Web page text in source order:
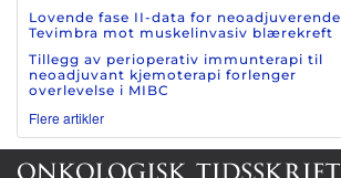
Lovende fase II-data for neoadjuverende
Tevimbra mot muskelinvasiv blærekreft
Tillegg av perioperativ immunterapi til
neoadjuvant kjemoterapi forlenger
overlevelse i MIBC
Flere artikler